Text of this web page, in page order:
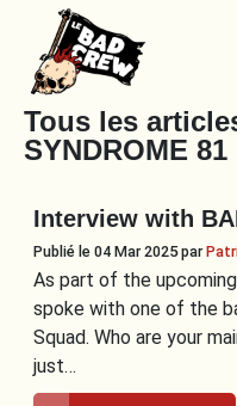
Le
Bad
Crew
Tous les
SYNDROME 81
Interview with
Publié le 04 Mar 2025par
As part of the
spoke with one of the
Squad. Who are your
just…